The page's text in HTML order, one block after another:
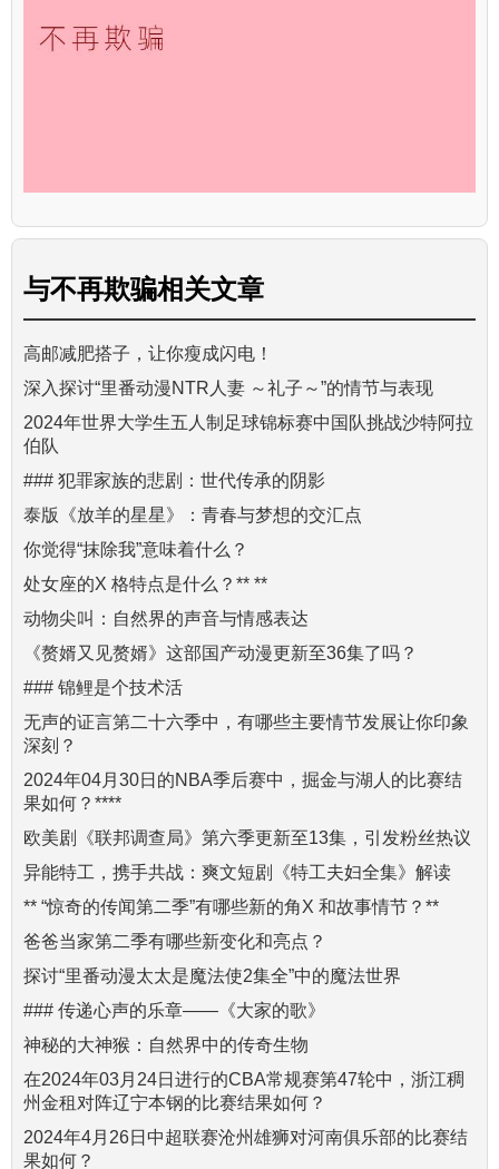
与不再欺骗相关文章
高邮减肥搭子，让你瘦成闪电！
深入探讨“里番动漫NTR人妻 ～礼子～”的情节与表现
2024年世界大学生五人制足球锦标赛中国队挑战沙特阿拉
伯队
### 犯罪家族的悲剧：世代传承的阴影
泰版《放羊的星星》：青春与梦想的交汇点
你觉得“抹除我”意味着什么？
处女座的X 格特点是什么？** **
动物尖叫：自然界的声音与情感表达
《赘婿又见赘婿》这部国产动漫更新至36集了吗？
### 锦鲤是个技术活
无声的证言第二十六季中，有哪些主要情节发展让你印象
深刻？
2024年04月30日的NBA季后赛中，掘金与湖人的比赛结
果如何？****
欧美剧《联邦调查局》第六季更新至13集，引发粉丝热议
异能特工，携手共战：爽文短剧《特工夫妇全集》解读
** “惊奇的传闻第二季”有哪些新的角X 和故事情节？**
爸爸当家第二季有哪些新变化和亮点？
探讨“里番动漫太太是魔法使2集全”中的魔法世界
### 传递心声的乐章——《大家的歌》
神秘的大神猴：自然界中的传奇生物
在2024年03月24日进行的CBA常规赛第47轮中，浙江稠
州金租对阵辽宁本钢的比赛结果如何？
2024年4月26日中超联赛沧州雄狮对河南俱乐部的比赛结
果如何？